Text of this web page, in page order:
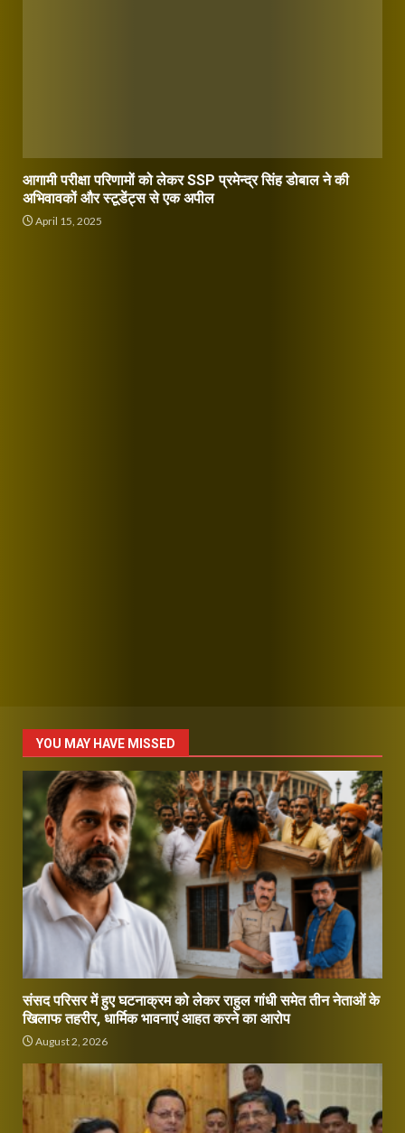
आगामी परीक्षा परिणामों को लेकर SSP प्रमेन्द्र सिंह डोबाल ने की
अभिवावकों और स्टूडेंट्स से एक अपील
April 15, 2025
YOU MAY HAVE MISSED
संसद परिसर में हुए घटनाक्रम को लेकर राहुल गांधी समेत तीन नेताओं के
खिलाफ तहरीर, धार्मिक भावनाएं आहत करने का आरोप
August 2, 2026